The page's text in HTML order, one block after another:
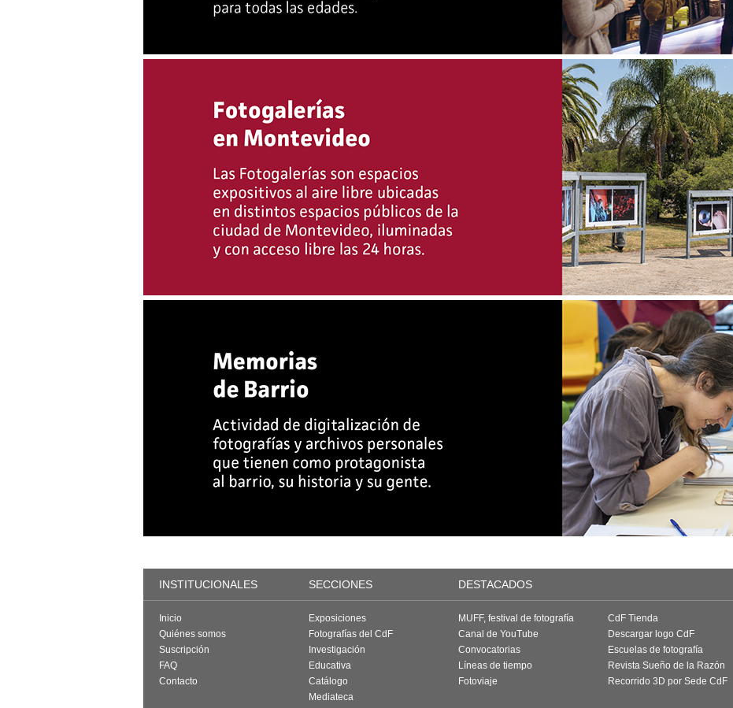
INSTITUCIONALES SECCIONES DESTACADOS
Inicio
Quiénes somos
Suscripción
FAQ
Contacto
Exposiciones
Fotografías del CdF
Investigación
Educativa
Catálogo
Mediateca
MUFF, festival de fotografía
Canal de YouTube
Convocatorias
Líneas de tiempo
Fotoviaje
CdF Tienda
Descargar logo CdF
Escuelas de fotografía
Revista Sueño de la Razón
Recorrido 3D por Sede CdF